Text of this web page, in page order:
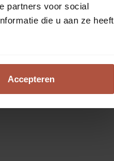
partners voor social
die u aan ze heeft
Accepteren